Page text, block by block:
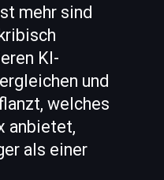
mehr sind
KI-
und
welches
anbietet,
als einer